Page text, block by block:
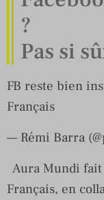
?
Pas si
FB reste bien
Français
— Rémi Barra
Aura Mundi
Français, en